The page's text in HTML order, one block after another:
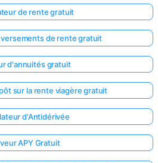
de rente gratuit
de rente gratuit
d'annuités gratuit
sur la rente viagère gratuit
d'Antidérivée
APY Gratuit